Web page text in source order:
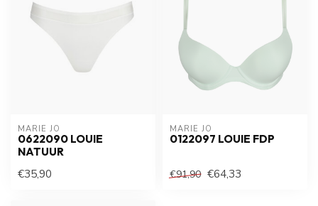
MARIE JO
0622090 LOUIE
NATUUR
€35,90
MARIE JO
0122097 LOUIE FDP
€91,90 €64,33